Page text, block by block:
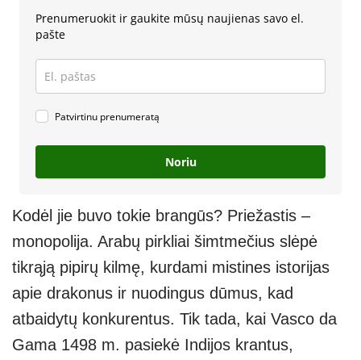
Prenumeruokit ir gaukite mūsų naujienas savo el.
pašte
Patvirtinu prenumeratą
Noriu
Kodėl jie buvo tokie brangūs? Priežastis –
monopolija. Arabų pirkliai šimtmečius slėpė
tikrąją pipirų kilmę, kurdami mistines istorijas
apie drakonus ir nuodingus dūmus, kad
atbaidytų konkurentus. Tik tada, kai Vasco da
Gama 1498 m. pasiekė Indijos krantus,